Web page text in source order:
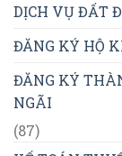
DỊCH VỤ ĐẤT
ĐĂNG KÝ HỘ
ĐĂNG KÝ
NGÃI
(87)